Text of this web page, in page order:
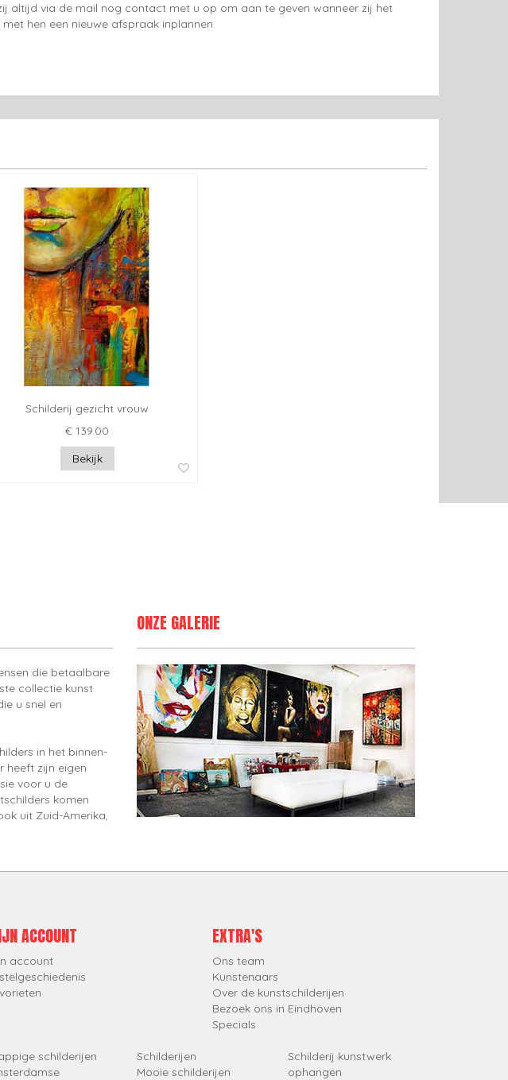
altijd via de mail nog contact met u op om aan te geven wanneer zij het
hen een nieuwe afspraak inplannen.
Schilderij gezicht vrouw
€ 139.00
Bekijk
die betaalbare
collectie kunst
u snel en
in het binnen-
heeft zijn eigen
voor u de
komen
uit Zuid-Amerika,
ONZE GALERIE
ACCOUNT
account
EXTRA'S
Ons team
Kunstenaars
Over de kunstschilderijen
Bezoek ons in Eindhoven
Specials
schilderijen
Schilderijen
Mooie schilderijen
Schilderij kunstwerk
ophangen